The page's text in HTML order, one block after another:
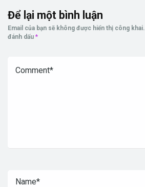
Để lại một bình luận
Email của bạn sẽ không được hiển thị công khai.
đánh dấu *